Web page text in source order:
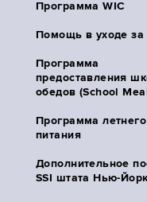
Программа WIC
Помощь в уходе за
Программа
предоставления
обедов (School
Программа летнего
питания
Дополнительное
SSI штата Нью-